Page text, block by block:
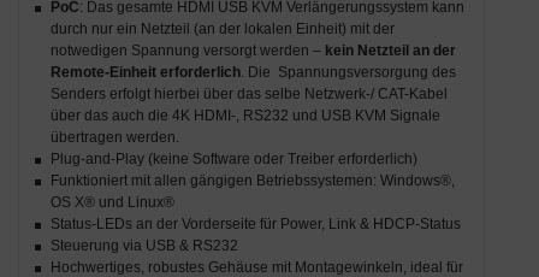
PoC: Das gesamte HDMI USB KVM Verlängerungssystem kann
durch nur ein Netzteil (an der lokalen Einheit) mit der
notwedigen Spannung versorgt werden – kein Netzteil an der
Remote-Einheit erforderlich. Die Spannungsversorgung des
Senders erfolgt hierbei über das selbe Netzwerk-/ CAT-Kabel
über das auch die 4K HDMI-, RS232 und USB KVM Signale
übertragen werden.
Plug-and-Play (keine Software oder Treiber erforderlich)
Funktioniert mit allen gängigen Betriebssystemen: Windows®,
OS X® und Linux®
Status-LEDs an der Vorderseite für Power, Link & HDCP-Status
Steuerung via USB & RS232
Hochwertiges, robustes Gehäuse mit Montagewinkeln, ideal für